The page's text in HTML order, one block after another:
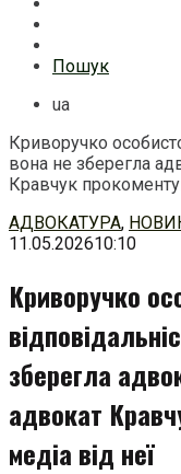
Пошук
ua
Криворучко
вона не зберегла
Кравчук
Перейти
до
АДВОКАТУРА,
11.05.202610:10
Криворучко
зберегла
адвокат
медіа від неї